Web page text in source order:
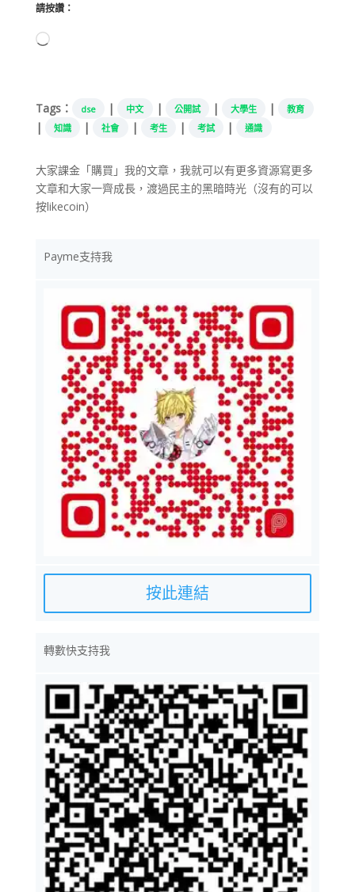
請按讚：
正
Tags：
dse | 中文 | 公開試 | 大學生 | 教育
| 知識 | 社會 | 考生 | 考試 | 通識
大家課金「購買」我的文章，我就可以有更多資源寫更多
文章和大家一齊成長，渡過民主的黑暗時光（沒有的可以
按likecoin）
Payme支持我
按此連結
轉數快支持我